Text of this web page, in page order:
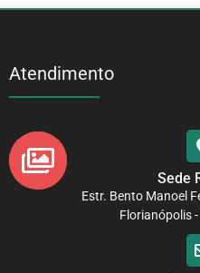
Atendimento
Sede
Estr. Bento Manoel
Florianópolis